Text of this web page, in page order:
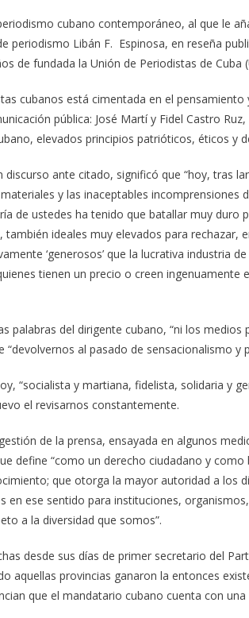
cubano contemporáneo, al que le
periodismo Libán F. Espinosa, en reseña
de fundada la Unión de Periodistas de Cuba
cubanos está cimentada en el
pública: José Martí y Fidel Castro
elevados principios patrióticos, éticos y
discurso ante citado, significó que “hoy, tras
y las inaceptables
de ustedes ha tenido que batallar muy duro
ideales muy elevados para rechazar,
‘generosos’ que la lucrativa industria
tienen un precio o creen
palabras del dirigente cubano, “ni los
“devolvernos al pasado de sensacionalismo y
“socialista y martiana, fidelista, solidaria y
el revisarnos constantemente.
de la prensa, ensayada en algunos
define “como un derecho ciudadano y
que otorga la mayor autoridad a los
en ese sentido para instituciones,
a la diversidad que somos”.
desde sus días de primer secretario del
aquellas provincias ganaron la entonces
que el mandatario cubano cuenta con